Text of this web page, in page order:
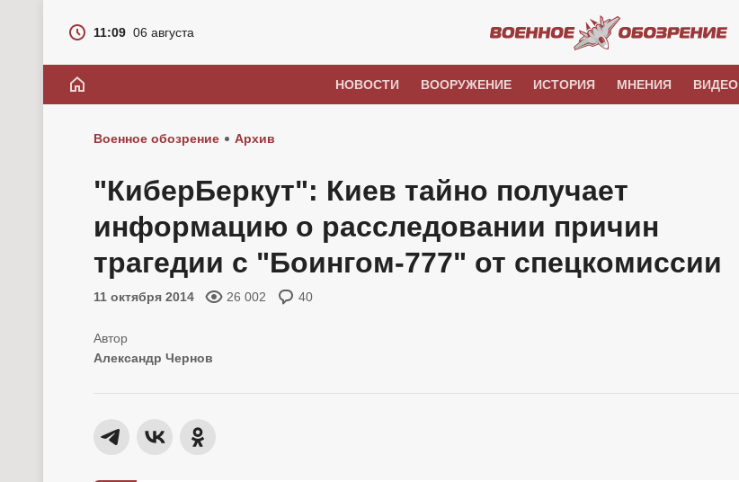
11:09 06 августа
НОВОСТИ ВООРУЖЕНИЕ ИСТОРИЯ МНЕНИЯ ВИДЕО
Военное обозрение Архив
"КиберБеркут": Киев тайно получает
информацию о расследовании причин
трагедии с "Боингом-777" от спецкомиссии
11 октября 2014 26 002 40
Александр Чернов